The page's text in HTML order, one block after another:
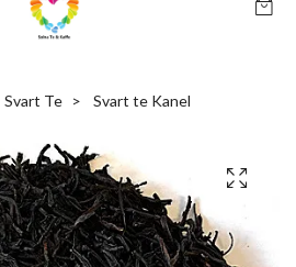
Svart Te Svart te Kanel